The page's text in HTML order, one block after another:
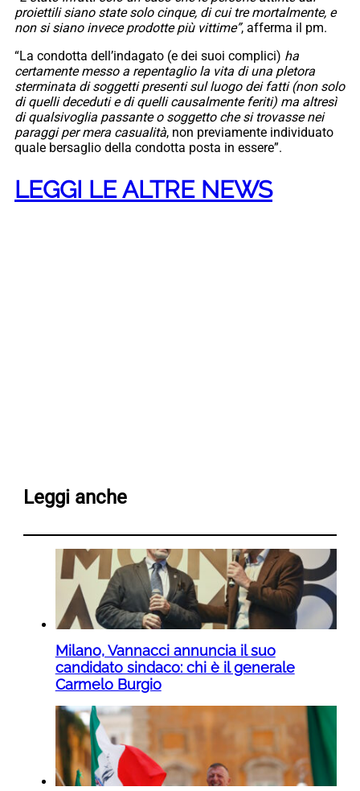
proiettili siano state solo cinque, di cui tre mortalmente, e
non si siano invece prodotte più vittime”, afferma il pm.
“La condotta dell’indagato (e dei suoi complici) ha
certamente messo a repentaglio la vita di una pletora
sterminata di soggetti presenti sul luogo dei fatti (non solo
di quelli deceduti e di quelli causalmente feriti) ma altresì
di qualsivoglia passante o soggetto che si trovasse nei
paraggi per mera casualità, non previamente individuato
quale bersaglio della condotta posta in essere”.
LEGGI LE ALTRE NEWS
Leggi anche
Milano, Vannacci annuncia il suo
candidato sindaco: chi è il generale
Carmelo Burgio